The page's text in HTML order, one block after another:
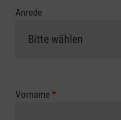
Anrede
Vorname *